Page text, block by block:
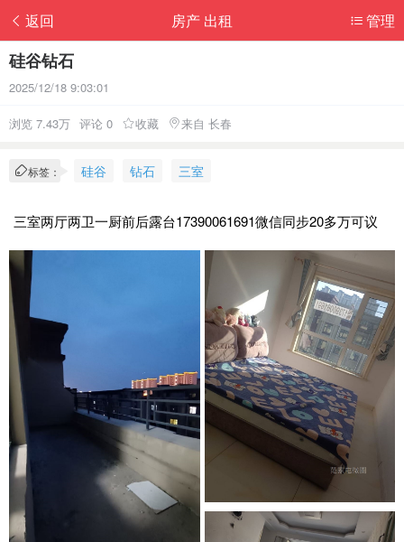
返回 管理
房产 出租
硅谷钻石
2025/12/18 9:03:01
浏览 7.43万 评论 0 收藏 来自 长春
标签： 硅谷 钻石 三室
三室两厅两卫一厨前后露台17390061691微信同步20多万可议